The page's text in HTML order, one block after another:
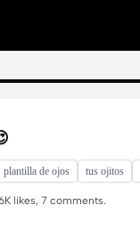
plantilla de ojos tus ojitos
likes, 7 comments.